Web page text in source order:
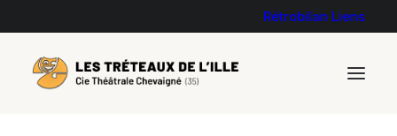
Rétrobilan Liens